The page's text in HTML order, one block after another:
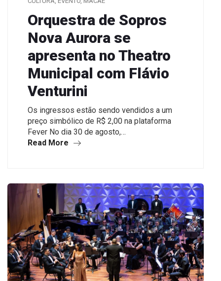
Orquestra de Sopros
Nova Aurora se
apresenta no Theatro
Municipal com Flávio
Venturini
Os ingressos estão sendo vendidos a um
preço simbólico de R$ 2,00 na plataforma
Fever No dia 30 de agosto,…
Read More